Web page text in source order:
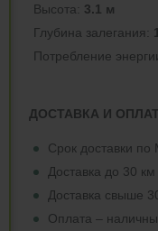
Высота: 3.1 м
Глубина залегания:
Потреблeние
ДОСТАВКА И
Срок доставки по
Доставка до 30
Доставка свыше
Оплата –